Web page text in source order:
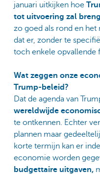
januari uitkijken hoe
tot uitvoering zal
zo goed als rond en het
dat er, zonder te
toch enkele opvallende
Wat zeggen onze
Trump-beleid?
Dat de agenda van
wereldwijde
te ontkennen. Echter
plannen maar
korte termijn kan er
economie worden
budgettaire uitgaven,